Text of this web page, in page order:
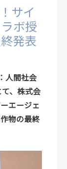
サイ
ボ授
発表
人間社会
、株式会
エージェ
物の最終